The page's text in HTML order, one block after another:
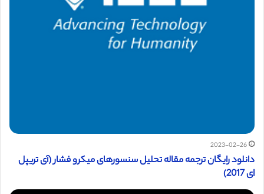
2023-02-26
دانلود رایگان ترجمه مقاله تحلیل سنسورهای میکرو فشار (آی تریپل
ای 2017)